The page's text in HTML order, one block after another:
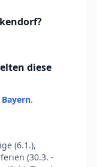
diese
(6.1.),
(30.3. -